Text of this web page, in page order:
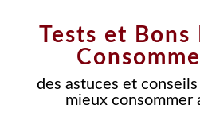
Tests et Bons
des astuces et
mieux consommer